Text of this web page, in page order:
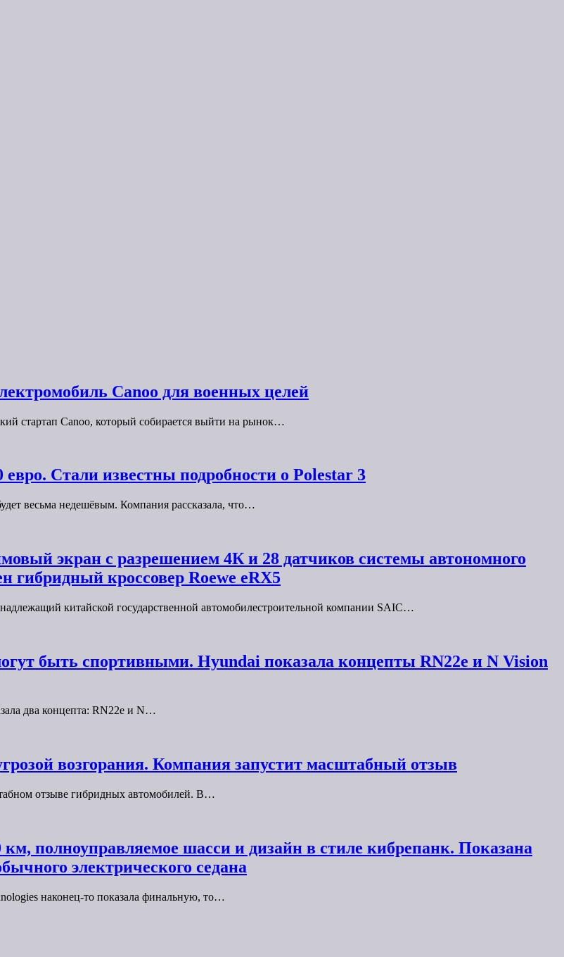
Canoo для военных целей
стартап Canoo, который собирается выйти на рынок…
евро. Стали известны подробности о Polestar 3
весьма недешёвым. Компания рассказала, что…
экран с разрешением 4К и 28 датчиков системы автономного
гибридный кроссовер Roewe eRX5
китайской государственной автомобилестроительной компании SAIC…
быть спортивными. Hyundai показала концепты RN22e и N Vision
два концепта: RN22e и N…
возгорания. Компания запустит масштабный отзыв
отзыве гибридных автомобилей. В…
км, полноуправляемое шасси и дизайн в стиле кибрепанк. Показана
электрического седана
наконец-то показала финальную, то…